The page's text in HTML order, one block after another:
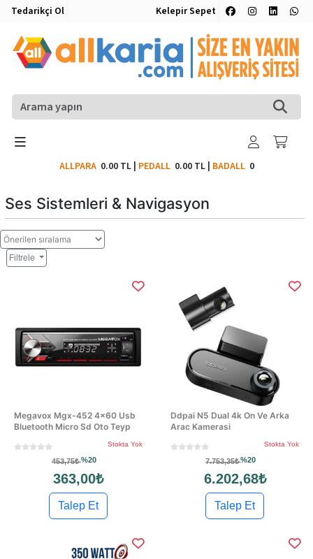
Tedarikçi Ol Kelepir Sepet
ALLPARA 0.00 TL| PEDALL 0.00 TL| BADALL0
Ses Sistemleri & Navigasyon
Filtrele
Megavox Mgx-452 4x60 Usb
Bluetooth Micro Sd Oto Teyp
Stokta Yok
453,75₺%20
363,00₺
Talep Et
Ddpai N5 Dual 4k On Ve Arka
Arac Kamerasi
Stokta Yok
7.753,35₺%20
6.202,68₺
Talep Et